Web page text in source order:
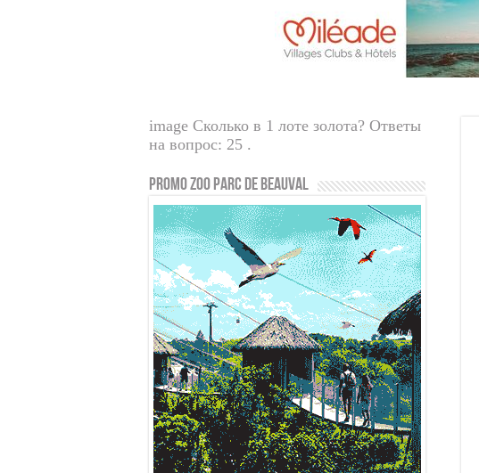
image Сколько в 1 лоте золота? Ответы
на вопрос: 25 .
PROMO ZOO PARC DE BEAUVAL